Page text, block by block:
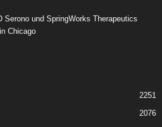
und SpringWorks Therapeutics
Chicago
2251
2076